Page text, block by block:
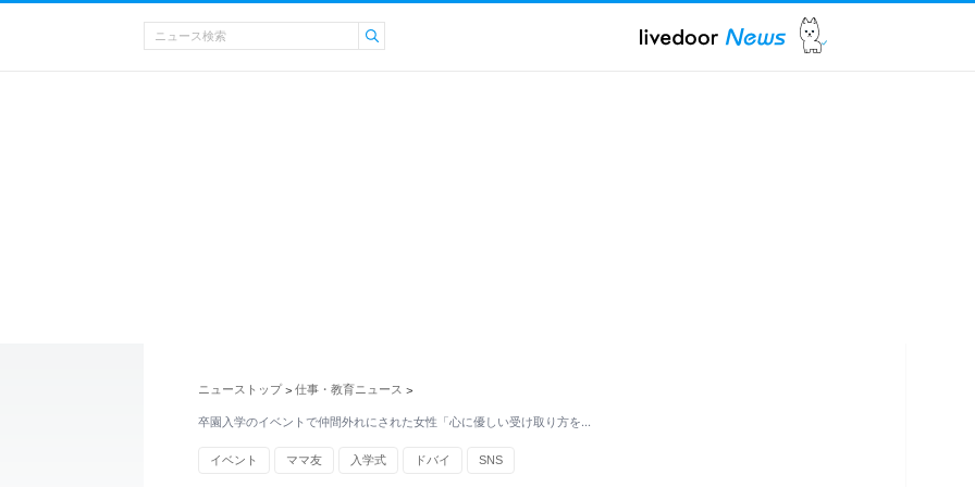
ニューストップ > 仕事・教育ニュース >
卒園入学のイベントで仲間外れにされた女性「心に優しい受け取り方を…
イベント ママ友 入学式 ドバイ SNS